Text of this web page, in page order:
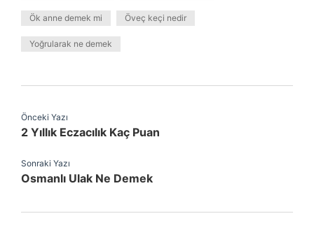
Ök anne demek mi Öveç keçi nedir
Yoğrularak ne demek
Önceki Yazı
2 Yıllık Eczacılık Kaç Puan
Sonraki Yazı
Osmanlı Ulak Ne Demek